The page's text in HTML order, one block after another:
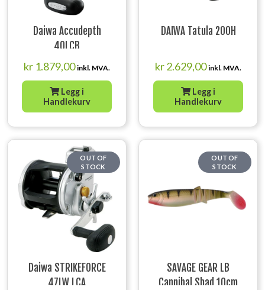
Daiwa Accudepth
40LCB
kr 1.879,00 inkl. MVA.
Legg i
Handlekurv
DAIWA Tatula 200H
kr2.629,00 inkl. MVA.
Legg i
Handlekurv
OUT OF
STOCK
Daiwa STRIKEFORCE
47LW LCA
OUT OF
STOCK
SAVAGE GEAR LB
Cannibal Shad 10cm